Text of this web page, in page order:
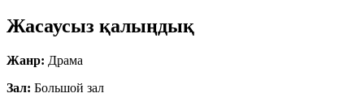
Жасаусыз қалыңдық
Жанр: Драма
Зал: Большой зал